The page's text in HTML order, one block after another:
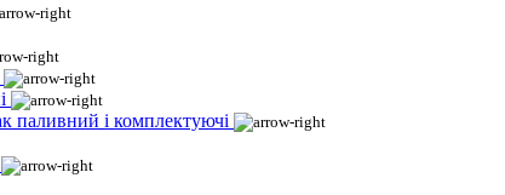
паливний і комплектуючі